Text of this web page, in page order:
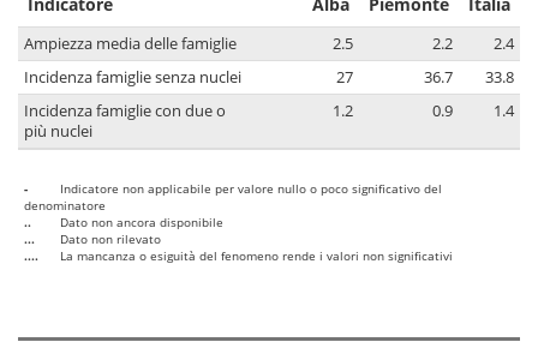
Ampiezza media delle famiglie 2.5 2.2
2.4
Incidenza famiglie senza nuclei
27 36.7
33.8
Incidenza famiglie con due o
più nuclei
1.2 0.9 1.4
-
Indicatore non applicabile per valore nullo o poco significativo del
denominatore
..
Dato non ancora disponibile
...
Dato non rilevato
....
La mancanza o esiguità del fenomeno rende i valori non significativi